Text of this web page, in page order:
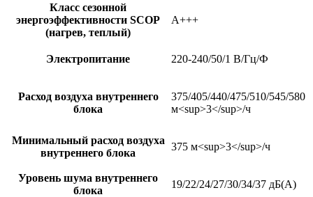
Класс сезонной
энергоэффективности SCOP
(нагрев, теплый)
A+++
Электропитание 220-240/50/1 В/Гц/Ф
Расход воздуха внутреннего
блока
375/405/440/475/510/545/580
м<sup>3</sup>/ч
Минимальный расход воздуха
внутреннего блока
375 м<sup>3</sup>/ч
Уровень шума внутреннего
блока
19/22/24/27/30/34/37 дБ(А)